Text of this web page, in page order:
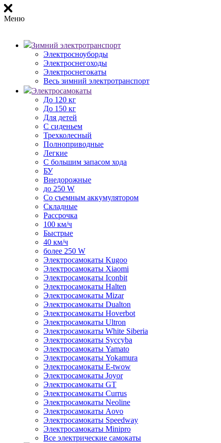
Меню
Зимний электротранспорт
Электросноуборды
Электроснегоходы
Электроснегокаты
Весь зимний электротранспорт
Электросамокаты
До 120 кг
До 150 кг
Для детей
С сиденьем
Трехколесный
Полноприводные
Легкие
С большим запасом хода
БУ
Внедорожные
до 250 W
Со съемным аккумулятором
Складные
Рассрочка
100 км/ч
Быстрые
40 км/ч
более 250 W
Электросамокаты Kugoo
Электросамокаты Xiaomi
Электросамокаты Iconbit
Электросамокаты Halten
Электросамокаты Mizar
Электросамокаты Dualton
Электросамокаты Hoverbot
Электросамокаты Ultron
Электросамокаты White Siberia
Электросамокаты Syccyba
Электросамокаты Yamato
Электросамокаты Yokamura
Электросамокаты E-twow
Электросамокаты Joyor
Электросамокаты GT
Электросамокаты Currus
Электросамокаты Neoline
Электросамокаты Aovo
Электросамокаты Speedway
Электросамокаты Minipro
Все электрические самокаты